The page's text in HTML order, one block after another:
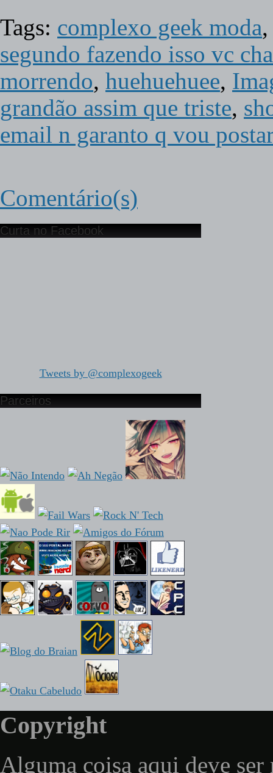
Tags: complexo geek moda
segundo fazendo isso vc
morrendo, huehuehuee,
grandão assim que triste,
email n garanto q vou
Comentário(s)
Curta no Facebook
Tweets by @complexogeek
Parceiros
Copyright
Alguma coisa aqui deve ser